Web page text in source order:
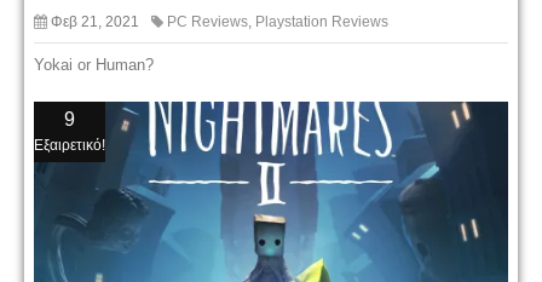
Φεβ 21, 2021 PC Reviews, Playstation Reviews
Yokai or Human?
9
Εξαιρετικό!